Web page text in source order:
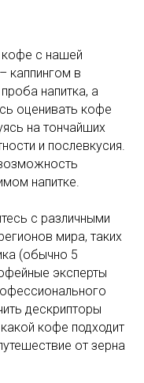
кофе с нашей
каппингом в
напитка, а
оценивать кофе
на тончайших
и послевкусия.
напитке.
с различными
мира, таких
(обычно 5
эксперты
дескрипторы
кофе подходит
от зерна